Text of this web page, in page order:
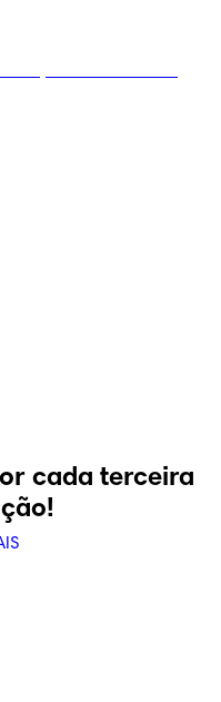
cada terceira